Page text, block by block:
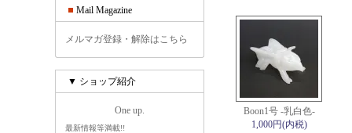
Mail Magazine
メルマガ登録・解除はこちら
▼ ショップ紹介
One up.
最新情報等満載!!
Boon1号 -乳白色-
1,000円(内税)